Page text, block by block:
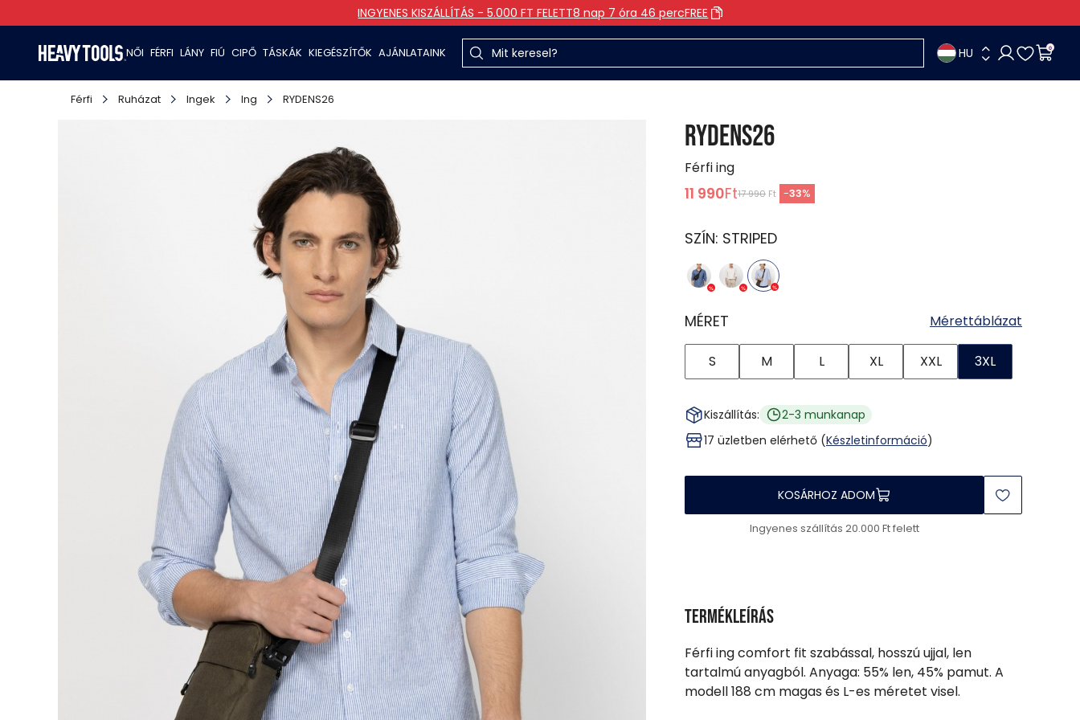
INGYENES KISZÁLLÍTÁS - 5.000 FT FELETT8 nap 7 óra 46 percFREE
NŐI FÉRFI LÁNY FIÚ CIPŐ TÁSKÁK KIEGÉSZÍTŐK AJÁNLATAINK HU 0
Férfi Ruházat Ingek Ing RYDENS26
RYDENS26
Férfi ing
11 990Ft17 990 Ft -33%
SZÍN: STRIPED
MÉRET Mérettáblázat
S M L XL XXL 3XL
Kiszállítás:
2-3 munkanap
17 üzletben elérhető (Készletinformáció)
KOSÁRHOZ ADOM
Ingyenes szállítás 20.000 Ft felett
Termékleírás
Férfi ing comfort fit szabással, hosszú ujjal, len
tartalmú anyagból. Anyaga: 55% len, 45% pamut. A
modell 188 cm magas és L-es méretet visel.